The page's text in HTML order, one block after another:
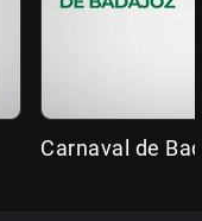
Carnaval de